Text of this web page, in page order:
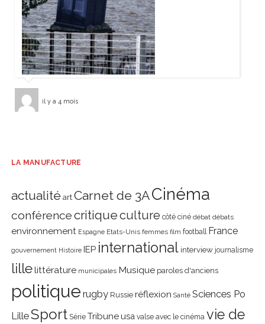
il y a 4 mois
LA MANUFACTURE
actualité art Carnet de 3ACinéma
conférencecritiqueculture côté ciné débat débats
environnement Espagne Etats-Unis femmes film football France
gouvernement Histoire IEP international interview journalisme
lillelittérature municipales Musique paroles d'anciens
politique rugby Russie réflexion Santé Sciences Po
LilleSport Série Tribune usa valse avec le cinéma vie de